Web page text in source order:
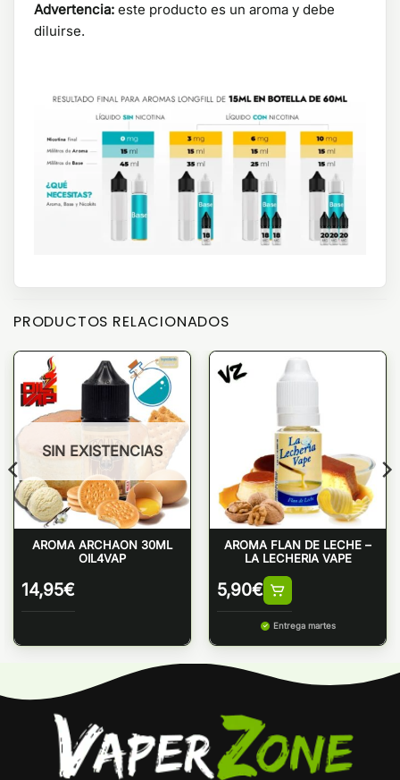
Advertencia: este producto es un aroma y debe
diluirse.
PRODUCTOS RELACIONADOS
SIN EXISTENCIAS
AROMA ARCHAON 30ML
OIL4VAP
14,95€
AROMA FLAN DE LECHE –
LA LECHERIA VAPE
5,90€
Entrega martes